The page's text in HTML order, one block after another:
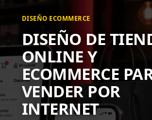
DISEÑO ECOMMERCE
DISEÑO DE
ONLINE Y
ECOMMERCE
VENDER POR
INTERNET